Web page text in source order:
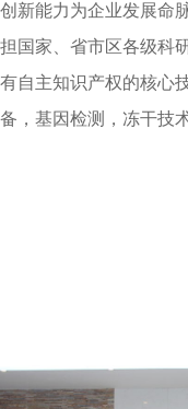
创新能力为企业发展命
担国家、省市区各级科
有自主知识产权的核心
备，基因检测，冻干技